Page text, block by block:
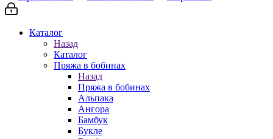
Каталог
Назад
Каталог
Пряжа в бобинах
Назад
Пряжа в бобинах
Альпака
Ангора
Бамбук
Букле